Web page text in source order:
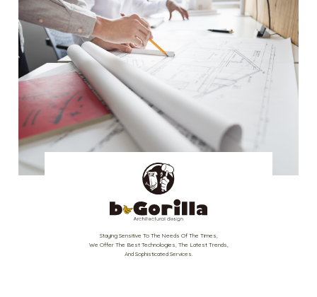
Staying Sensitive To The Needs Of The Times,
We Offer The Best Technologies, The Latest Trends,
And Sophisticated Services.